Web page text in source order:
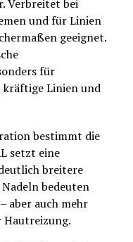
Verbreitet bei
und für Linien
geeignet.
für
Linien und
bestimmt die
setzt eine
breitere
bedeuten
aber auch mehr